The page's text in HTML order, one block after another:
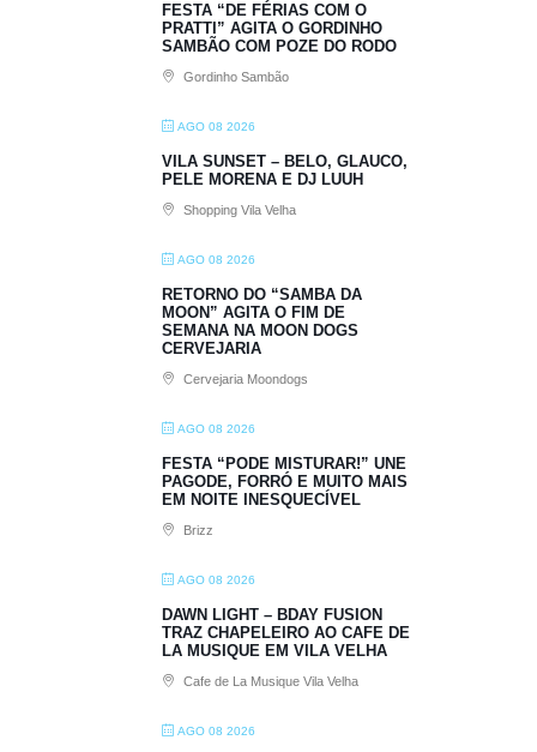
FESTA “DE FÉRIAS COM O
PRATTI” AGITA O GORDINHO
SAMBÃO COM POZE DO RODO
Gordinho Sambão
AGO 08 2026
VILA SUNSET – BELO, GLAUCO,
PELE MORENA E DJ LUUH
Shopping Vila Velha
AGO 08 2026
RETORNO DO “SAMBA DA
MOON” AGITA O FIM DE
SEMANA NA MOON DOGS
CERVEJARIA
Cervejaria Moondogs
AGO 08 2026
FESTA “PODE MISTURAR!” UNE
PAGODE, FORRÓ E MUITO MAIS
EM NOITE INESQUECÍVEL
Brizz
AGO 08 2026
DAWN LIGHT – BDAY FUSION
TRAZ CHAPELEIRO AO CAFE DE
LA MUSIQUE EM VILA VELHA
Cafe de La Musique Vila Velha
AGO 08 2026